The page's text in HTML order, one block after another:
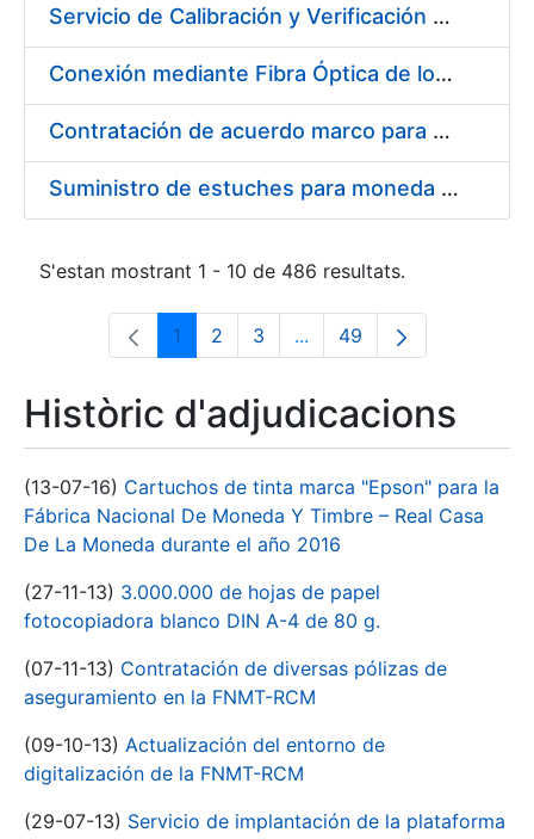
Servicio de Calibración y Verificación Externa de los Equipos de Medición del Servicio de Prevención de la FNMT-RCM
Conexión mediante Fibra Óptica de los Centros de Proceso de Datos (CPDs) de las sedes de la FNMT-RCM de Burgos y Madrid
Contratación de acuerdo marco para el Suministro de Material de Electricidad para la Fábrica Nacional de Moneda y Timbre-Real Casa de la Moneda en su centro de trabajo de Burgos
Suministro de estuches para moneda de 30 €
S'estan mostrant 1 - 10 de 486 resultats.
Pàgina
1 Pàgina
2 Pàgina
3 ...Pàgines intermèdies
Pàgina
49
Històric d'adjudicacions
(13-07-16) Cartuchos de tinta marca "Epson" para la
Fábrica Nacional De Moneda Y Timbre – Real Casa
De La Moneda durante el año 2016
(27-11-13) 3.000.000 de hojas de papel
fotocopiadora blanco DIN A-4 de 80 g.
(07-11-13) Contratación de diversas pólizas de
aseguramiento en la FNMT-RCM
(09-10-13) Actualización del entorno de
digitalización de la FNMT-RCM
(29-07-13) Servicio de implantación de la plataforma